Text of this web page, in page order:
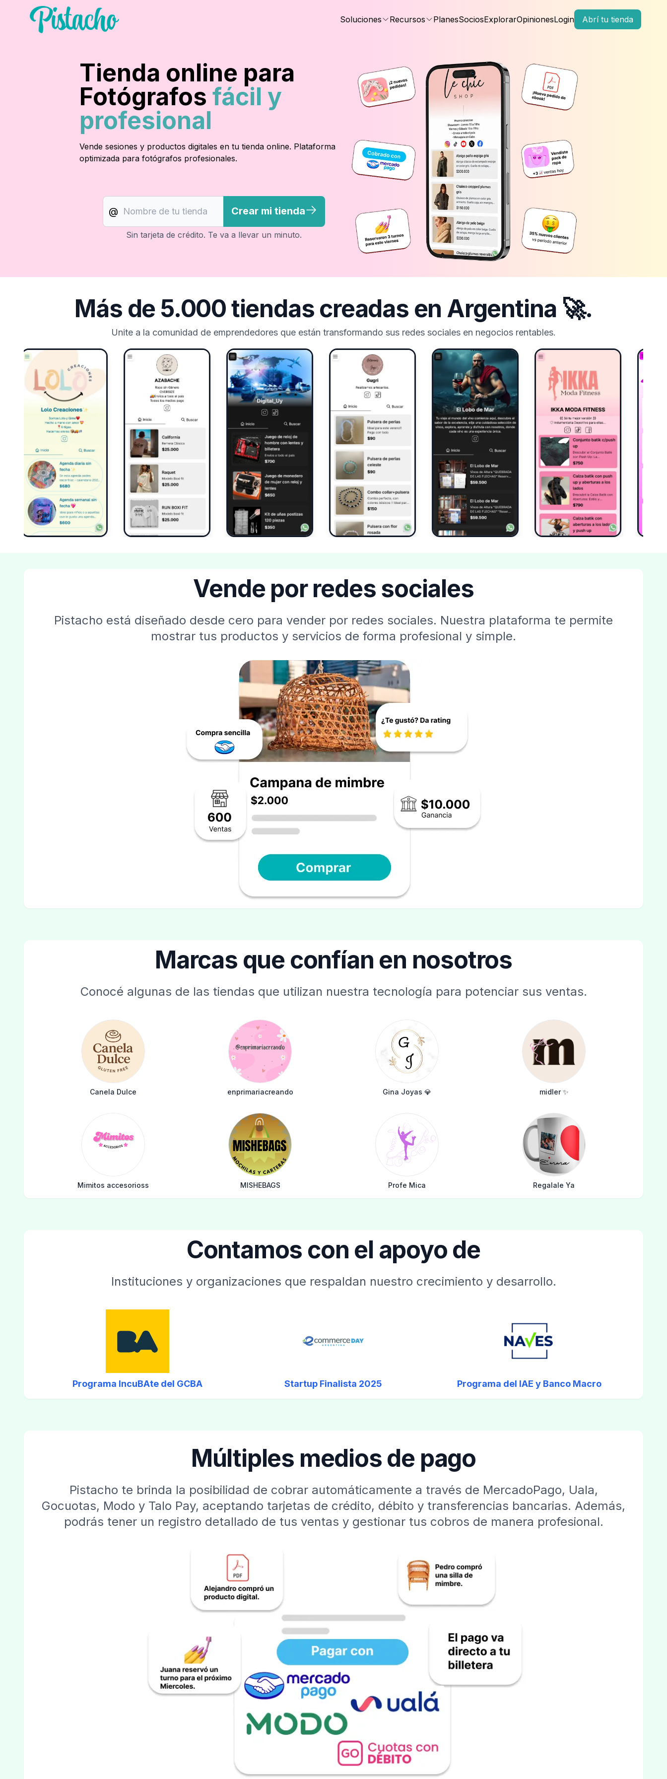
Soluciones Recursos PlanesSociosExplorarOpinionesLogin Abrí tu tienda
Tienda online para
Fotógrafos fácil y
profesional
Vende sesiones y productos digitales en tu tienda online. Plataforma
optimizada para fotógrafos profesionales.
@ Crear mi tienda
Sin tarjeta de crédito. Te va a llevar un minuto.
Más de 5.000 tiendas creadas en Argentina 🚀.
Unite a la comunidad de emprendedores que están transformando sus redes sociales en negocios rentables.
Vende por redes sociales
Pistacho está diseñado desde cero para vender por redes sociales. Nuestra plataforma te permite
mostrar tus productos y servicios de forma profesional y simple.
Marcas que confían en nosotros
Conocé algunas de las tiendas que utilizan nuestra tecnología para potenciar sus ventas.
Canela Dulce enprimariacreando Gina Joyas 💎 midler ✨️
Mimitos accesorioss MISHEBAGS Profe Mica Regalale Ya
Contamos con el apoyo de
Instituciones y organizaciones que respaldan nuestro crecimiento y desarrollo.
Programa IncuBAte del GCBA Startup Finalista 2025 Programa del IAE y Banco Macro
Múltiples medios de pago
Pistacho te brinda la posibilidad de cobrar automáticamente a través de MercadoPago, Uala,
Gocuotas, Modo y Talo Pay, aceptando tarjetas de crédito, débito y transferencias bancarias. Además,
podrás tener un registro detallado de tus ventas y gestionar tus cobros de manera profesional.